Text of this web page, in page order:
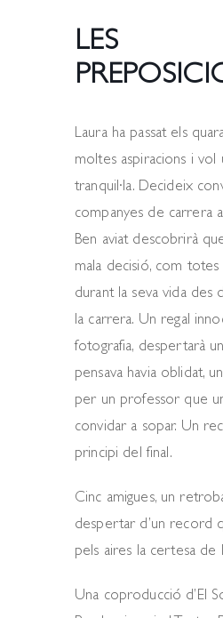
LES
Laura ha passat els
moltes aspiracions i vol
tranquil·la. Decideix
companyes de carrera
Ben aviat descobrirà
mala decisió, com
durant la seva vida des
la carrera. Un regal
fotografia, despertarà
pensava havia oblidat,
per un professor que
convidar a sopar. Un
principi del final.
Cinc amigues, un
despertar d’un record
pels aires la certesa de
Una coproducció d’El